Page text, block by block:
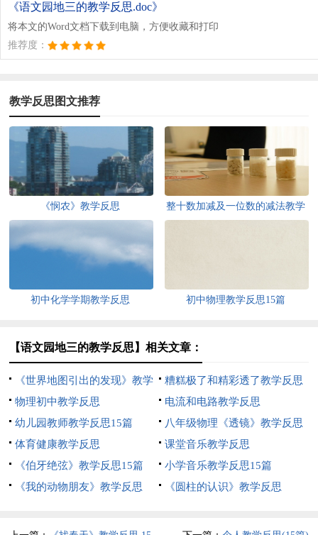
《语文园地三的教学反思.doc》
将本文的Word文档下载到电脑，方便收藏和打印
推荐度：
教学反思图文推荐
《悯农》教学反思
整十数加减及一位数的减法教学
初中化学学期教学反思 初中物理教学反思15篇
【语文园地三的教学反思】相关文章：
《世界地图引出的发现》教学
反思
糟糕极了和精彩透了教学反思
物理初中教学反思
电流和电路教学反思
幼儿园教师教学反思15篇
八年级物理《透镜》教学反思
体育健康教学反思
课堂音乐教学反思
《伯牙绝弦》教学反思15篇
小学音乐教学反思15篇
《我的动物朋友》教学反思
《圆柱的认识》教学反思